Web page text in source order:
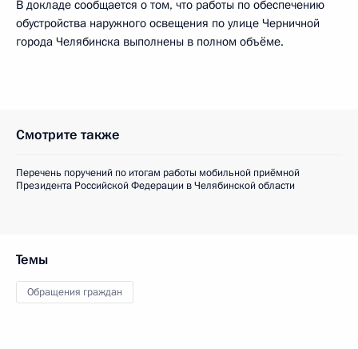
В докладе сообщается о том, что работы по обеспечению
обустройства наружного освещения по улице Черничной
города Челябинска выполнены в полном объёме.
Смотрите также
Перечень поручений по итогам работы мобильной приёмной
Президента Российской Федерации в Челябинской области
Темы
Обращения граждан